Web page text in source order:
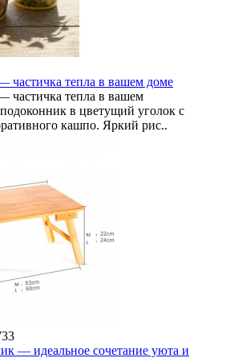
тепла в вашем доме
частичка тепла в вашем
в цветущий уголок с
кашпо. Яркий рис..
— идеальное сочетание уюта и